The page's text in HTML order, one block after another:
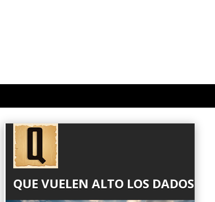
QUE VUELEN ALTO LOS DADOS